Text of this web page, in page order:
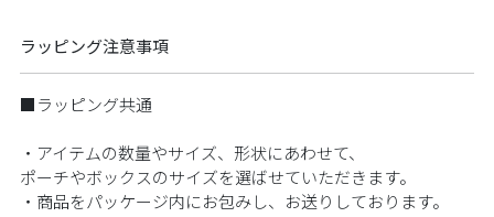
ラッピング注意事項
■ラッピング共通
・アイテムの数量やサイズ、形状にあわせて、
ポーチやボックスのサイズを選ばせていただきます。
・商品をパッケージ内にお包みし、お送りしております。